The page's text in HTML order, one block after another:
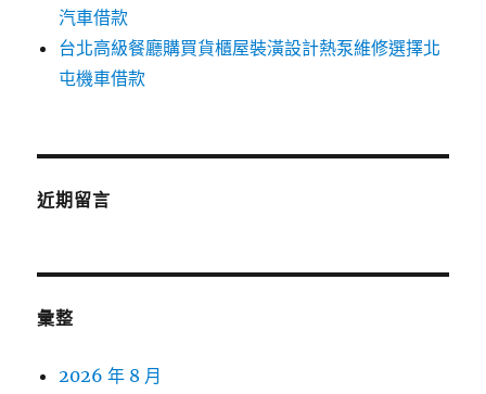
汽車借款
台北高級餐廳購買貨櫃屋裝潢設計熱泵維修選擇北
屯機車借款
近期留言
彙整
2026 年 8 月